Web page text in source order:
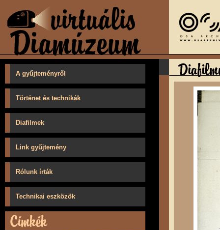
A gyűjteményről
Történet és technikák
Diafilmek
Link gyűjtemény
Rólunk írták
Technikai eszközök